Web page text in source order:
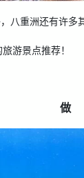
八重洲还有许多
游景点推荐！
做